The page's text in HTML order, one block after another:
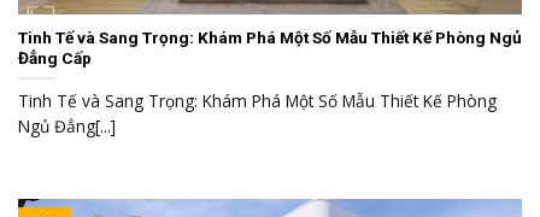
Tinh Tế và Sang Trọng: Khám Phá Một Số Mẫu Thiết Kế Phòng Ngủ
Đẳng Cấp
Tinh Tế và Sang Trọng: Khám Phá Một Số Mẫu Thiết Kế Phòng
Ngủ Đẳng[...]